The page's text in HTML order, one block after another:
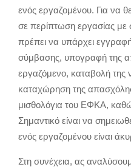
ενός εργαζομένου. Για να
σε περίπτωση εργασίας
πρέπει να υπάρχει
σύμβασης, υπογραφή της
εργαζόμενο, καταβολή της
καταχώρηση της
μισθολόγια του ΕΦΚΑ,
Σημαντικό είναι να
ενός εργαζομένου είναι
Στη συνέχεια, ας